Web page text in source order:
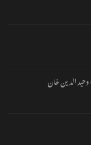
الدین خان